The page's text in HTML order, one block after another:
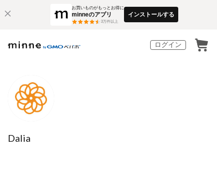
お買いものがもっとお得に
minneのアプリ
3万件以上
インストールする
ログイン
Dalia